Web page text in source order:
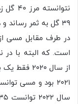
۳۹ گل به ثمر رساند و در ادامه فصل ۲۰۲۲ که ۱۶ گل ثبت کرد.
است. که البته با